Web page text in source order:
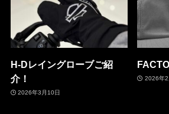
H-Dレイングローブご紹
介！
2026年3月10日
2026年2